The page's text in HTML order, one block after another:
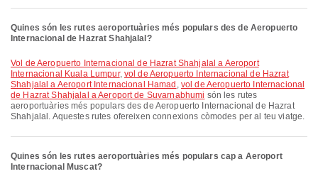
Quines són les rutes aeroportuàries més populars des de Aeropuerto
Internacional de Hazrat Shahjalal?
vol de Aeropuerto Internacional de Hazrat Shahjalal a Aeroport
Internacional Kuala Lumpur, vol de Aeropuerto Internacional de Hazrat
Shahjalal a Aeroport Internacional Hamad , vol de Aeropuerto Internacional
de Hazrat Shahjalal a Aeroport de Suvarnabhumi són les rutes
aeroportuàries més populars des de Aeropuerto Internacional de Hazrat
Shahjalal. Aquestes rutes ofereixen connexions còmodes per al teu viatge.
Quines són les rutes aeroportuàries més populars cap a Aeroport
Internacional Muscat?